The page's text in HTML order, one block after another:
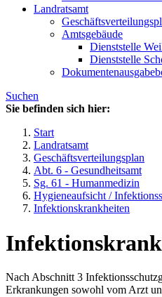
Landratsamt
Amtsgebäude
Dienststelle
Dienststelle
Suchen
Sie befinden sich hier:
Start
Landratsamt
Geschäftsverteilungsplan
Abt. 6 - Gesundheitsamt
Sg. 61 - Humanmedizin
Hygieneaufsicht /
Infektionskrankheiten
Nach Abschnitt 3
Erkrankungen sowohl vom Arzt